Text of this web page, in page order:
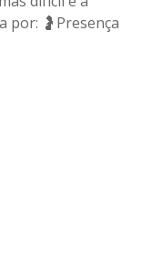
por: 🤰Presença